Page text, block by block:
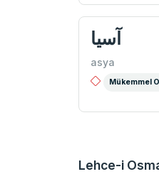
آسيا
asya
Mükemmel
Lehce-i